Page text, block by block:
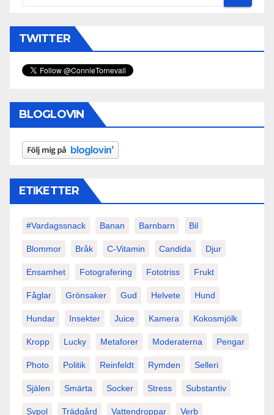
TWITTER
BLOGLOVIN
ETIKETTER
#vardagssnack Banan Barnbarn Bil
Blommor Bråk C-Vitamin Candida Djur
Ensamhet Fotografering Fototriss Frukt
Fåglar Grönsaker Gud Helvete Hund
Hundar Insekter Juice Kamera Kokosmjölk
Kropp Lucky Metaforer Moderaterna Pengar
Photo Politik Reinfeldt Rymden Selleri
Själen Smärta Socker Stress Substantiv
Svpol Trädgård Vattendroppar Verb